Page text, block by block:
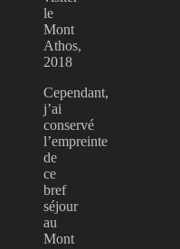
le
Mont
Athos,
2018
Cependant,
j’ai
conservé
l’empreinte
de
ce
bref
séjour
au
Mont